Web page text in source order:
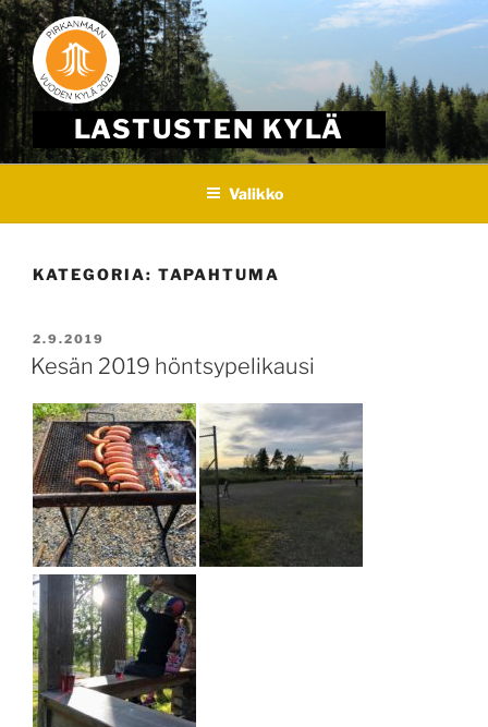
Skip
to
content
LASTUSTEN KYLÄ
Valikko
KATEGORIA: TAPAHTUMA
JULKAISTU
2.9.2019
Kesän 2019 höntsypelikausi